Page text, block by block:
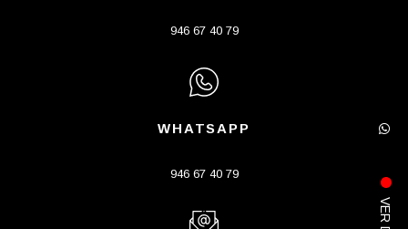
946 67 40 79
WHATSAPP
946 67 40 79